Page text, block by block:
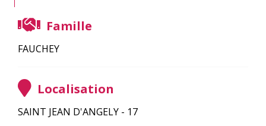
Famille
FAUCHEY
Localisation
SAINT JEAN D'ANGELY - 17